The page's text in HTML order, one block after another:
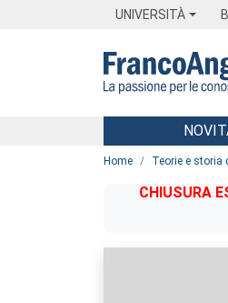
UNIVERSITÀ
Menu
Home Teorie e storia
CHIUSURA